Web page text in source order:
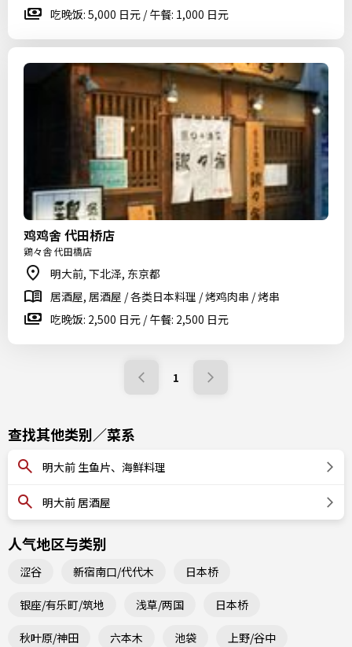
吃晚饭: 5,000 日元 / 午餐: 1,000 日元
鸡鸡舍 代田桥店
鶏々舎 代田橋店
明大前, 下北泽, 东京都
居酒屋, 居酒屋 / 各类日本料理 / 烤鸡肉串 / 烤串
吃晚饭: 2,500 日元 / 午餐: 2,500 日元
1
查找其他类别／菜系
明大前 生鱼片、海鲜料理
明大前 居酒屋
人气地区与类别
涩谷 新宿南口/代代木 日本桥
银座/有乐町/筑地 浅草/两国 日本桥
秋叶原/神田 六本木 池袋 上野/谷中